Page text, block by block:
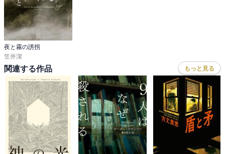
「過剰なエネルギー」と「消費（蕩尽）」の原理について語る。
第一に、彼は、近代社会がひたすら生産と蓄積を善とする経済合
理性の原理に支配されていると指摘する。しかしながら、これは人
間が持つ過剰なエネルギーを解放するものではないため、最終的に
は破綻をきたすと考える。
第二に、消費（蕩尽）の必要性について述べる。ルノワールは、
この過剰なエネルギーは「非生産的な消費」、すなわち蕩尽によっ
てのみ解放されるべきものであり、その結果として人間は真の生の
充実を得ることができると主張する。この「蕩尽」は、浪費や享
楽、さらには性的な逸脱や暴力といった形で現れることがある。エ
ジプトのピラミッドは、まさに過剰剰余の消費だとする。
第三に、これらを性犯罪との関連性に結びつける。彼は、この蕩
尽の原理を連続猟奇殺人の動機と結びつけている。すなわち、犯人
は社会の経済合理性から逸脱し、過剰な性的エネルギーを「消費」
夜と霧の誘拐
笠井潔
関連する作品 もっと見る